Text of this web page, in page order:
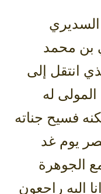
بن محمد
انتقل إلى
المولى له
فسيح جناته
يوم غد
بجامع الجوهرة
اليه راجعون